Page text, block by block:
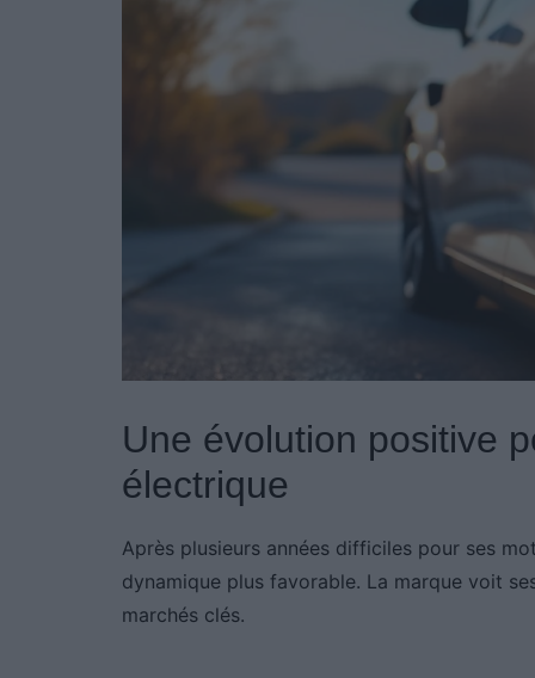
Une évolution positive
électrique
Après plusieurs années difficiles pour ses
dynamique plus favorable. La marque voit
marchés clés.